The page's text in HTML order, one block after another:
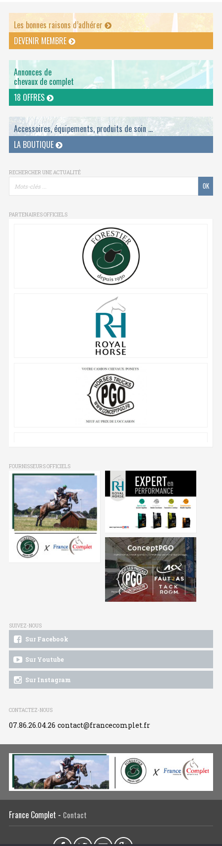
Les bonnes raisons d’adhérer
DEVENIR MEMBRE
Annonces de
chevaux de complet
18 OFFRES
Accessoires, équipements, produits de soin ...
LA BOUTIQUE
RECHERCHER UNE ACTUALITÉ
PARTENAIRES OFFICIELS
FOURNISSEURS OFFICIELS
SUIVEZ-NOUS
Sur Facebook
Sur Youtube
Sur Instagram
CONTACTEZ-NOUS
07.86.26.04.26 contact@francecomplet.fr
France Complet - Contact